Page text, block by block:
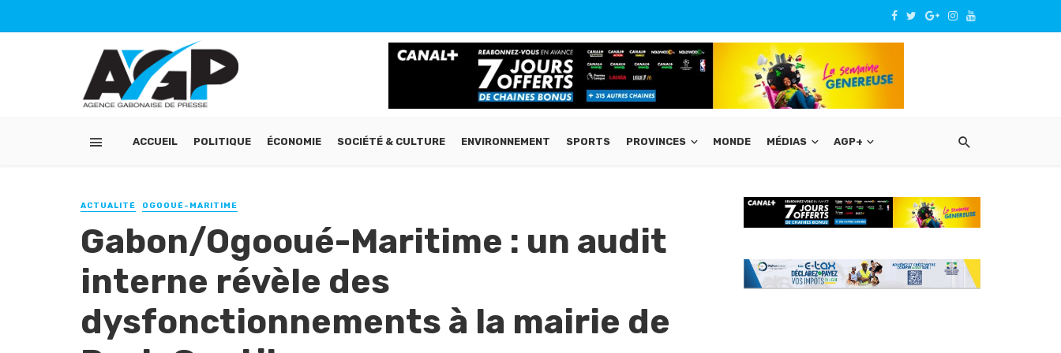
ACCUEIL POLITIQUE ÉCONOMIE SOCIÉTÉ & CULTURE ENVIRONNEMENT SPORTS PROVINCES MONDE MÉDIAS AGP+
ACTUALITÉ OGOOUÉ-MARITIME
Gabon/Ogooué-Maritime : un audit
interne révèle des
dysfonctionnements à la mairie de